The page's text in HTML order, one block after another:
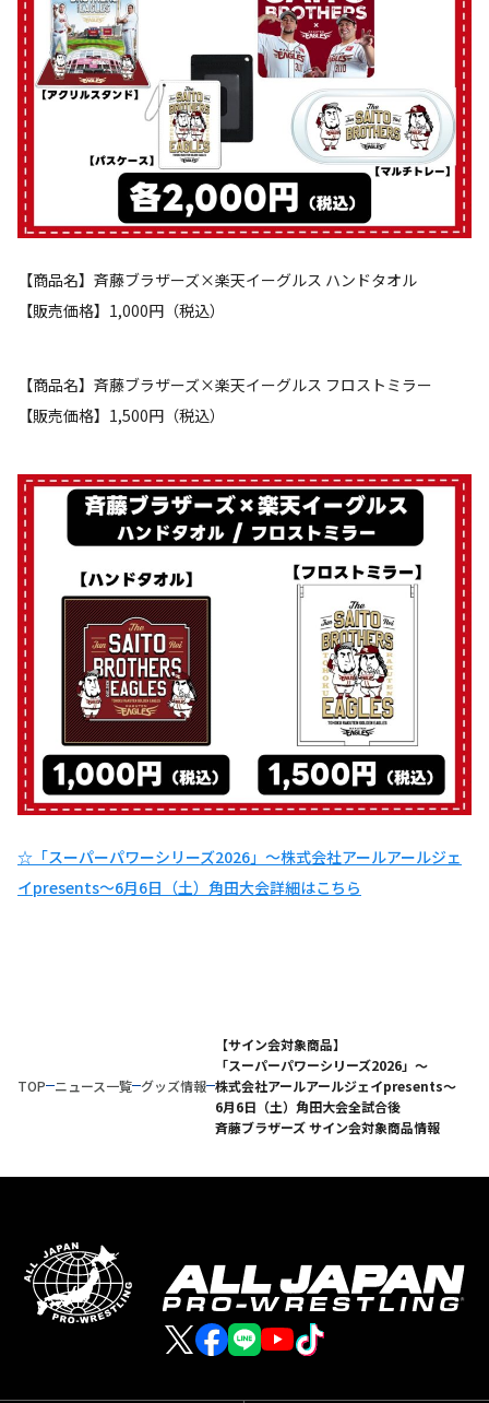
【商品名】斉藤ブラザーズ×楽天イーグルス ハンドタオル
【販売価格】1,000円（税込）
【商品名】斉藤ブラザーズ×楽天イーグルス フロストミラー
【販売価格】1,500円（税込）
☆「スーパーパワーシリーズ2026」～株式会社アールアールジェ
イpresents～6月6日（土）角田大会詳細はこちら
TOP ニュース一覧 グッズ情報
【サイン会対象商品】
「スーパーパワーシリーズ2026」～
株式会社アールアールジェイpresents～
6月6日（土）角田大会全試合後
斉藤ブラザーズ サイン会対象商品情報